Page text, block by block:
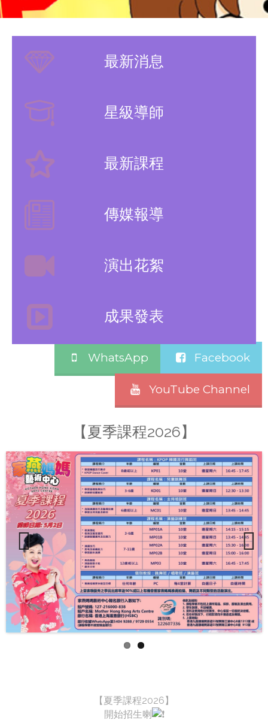
最新消息
星級導師
最新課程
傳媒報導
演出花絮
成果發表
Facebook
WhatsApp
YouTube Channel
【夏季課程2026】
Previous Next
【夏季課程2026】
開始招生喇